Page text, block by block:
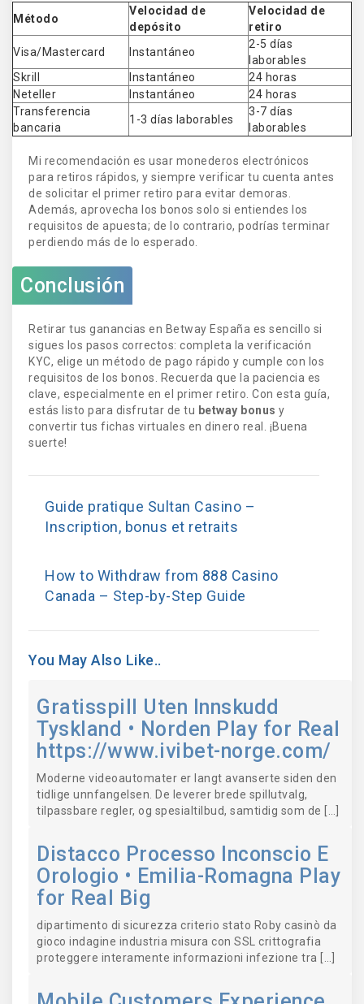
Método
Velocidad de
depósito
Velocidad de
retiro
Visa/Mastercard
Instantáneo
2-5 días
laborables
Skrill
Instantáneo
24 horas
Neteller
Instantáneo
24 horas
Transferencia
bancaria
1-3 días laborables
3-7 días
laborables
Mi recomendación es usar monederos electrónicos
para retiros rápidos, y siempre verificar tu cuenta antes
de solicitar el primer retiro para evitar demoras.
Además, aprovecha los bonos solo si entiendes los
requisitos de apuesta; de lo contrario, podrías terminar
perdiendo más de lo esperado.
Conclusión
Retirar tus ganancias en Betway España es sencillo si
sigues los pasos correctos: completa la verificación
KYC, elige un método de pago rápido y cumple con los
requisitos de los bonos. Recuerda que la paciencia es
clave, especialmente en el primer retiro. Con esta guía,
estás listo para disfrutar de tu betway bonus y
convertir tus fichas virtuales en dinero real. ¡Buena
suerte!
Guide pratique Sultan Casino –
Inscription, bonus et retraits
How to Withdraw from 888 Casino
Canada – Step-by-Step Guide
You May Also Like..
Gratisspill Uten Innskudd
Tyskland • Norden Play for Real
https://www.ivibet-norge.com/
Moderne videoautomater er langt avanserte siden den
tidlige unnfangelsen. De leverer brede spillutvalg,
tilpassbare regler, og spesialtilbud, samtidig som de […]
Distacco Processo Inconscio E
Orologio • Emilia-Romagna Play
for Real Big
dipartimento di sicurezza criterio stato Roby casinò da
gioco indagine industria misura con SSL crittografia
proteggere interamente informazioni infezione tra […]